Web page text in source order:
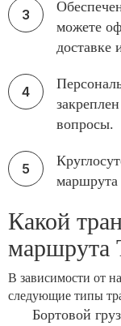
можете
доставке
вопросы.
маршрута
Какой
маршрута
В зависимости от
следующие типы
Бортовой